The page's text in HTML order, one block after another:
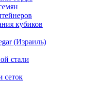
кубиков
(Израиль)
стали
сеток